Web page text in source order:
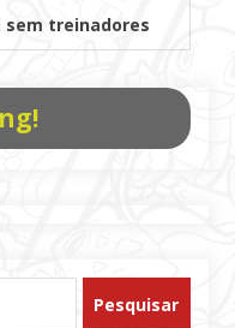
sem treinadores